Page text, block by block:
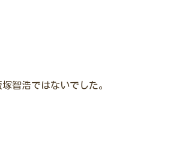
智浩ではないでした。